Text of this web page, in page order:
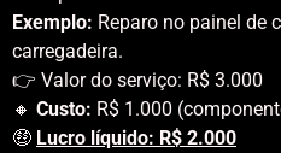
Exemplo: Reparo no painel de
carregadeira.
👉 Valor do serviço: R$ 3.000
🔸 Custo: R$ 1.000
🤑 Lucro líquido: R$ 2.000